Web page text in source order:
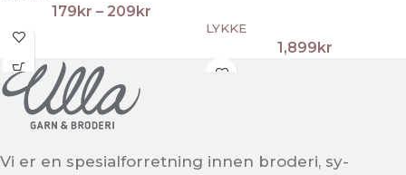
179kr – 209kr
LYKKE
1,899kr
Vi er en spesialforretning innen broderi, sy-